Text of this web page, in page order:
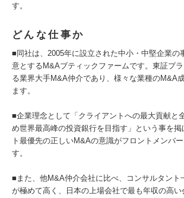
す。
どんな仕事か
■同社は、2005年に設立された中小・中堅企業の
意とするM&Aブティックファームです。東証プ
る業界大手M&A仲介であり、様々な業種のM&A
ます。
■企業理念として「クライアントへの最大貢献と
め世界最高峰の投資銀行を目指す」という事を
ト最優先の正しいM&Aの意識がフロントメンバ
す。
■また、他M&A仲介会社に比べ、コンサルタント
が極めて高く、日本の上場会社で最も年収の高